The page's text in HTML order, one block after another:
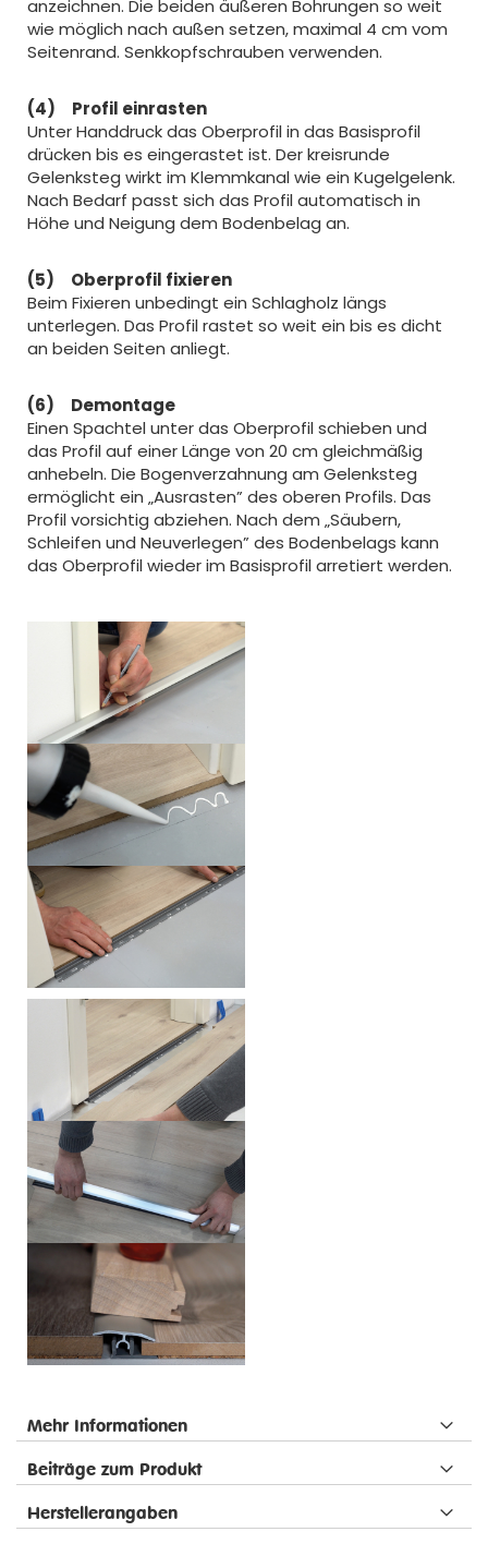
anzeichnen. Die beiden äußeren Bohrungen so weit
wie möglich nach außen setzen, maximal 4 cm vom
Seitenrand. Senkkopfschrauben verwenden.
(4) Profil einrasten
Unter Handdruck das Oberprofil in das Basisprofil
drücken bis es eingerastet ist. Der kreisrunde
Gelenksteg wirkt im Klemmkanal wie ein Kugelgelenk.
Nach Bedarf passt sich das Profil automatisch in
Höhe und Neigung dem Bodenbelag an.
(5) Oberprofil fixieren
Beim Fixieren unbedingt ein Schlagholz längs
unterlegen. Das Profil rastet so weit ein bis es dicht
an beiden Seiten anliegt.
(6) Demontage
Einen Spachtel unter das Oberprofil schieben und
das Profil auf einer Länge von 20 cm gleichmäßig
anhebeln. Die Bogenverzahnung am Gelenksteg
ermöglicht ein „Ausrasten” des oberen Profils. Das
Profil vorsichtig abziehen. Nach dem „Säubern,
Schleifen und Neuverlegen” des Bodenbelags kann
das Oberprofil wieder im Basisprofil arretiert werden.
Mehr Informationen
Beiträge zum Produkt
Herstellerangaben